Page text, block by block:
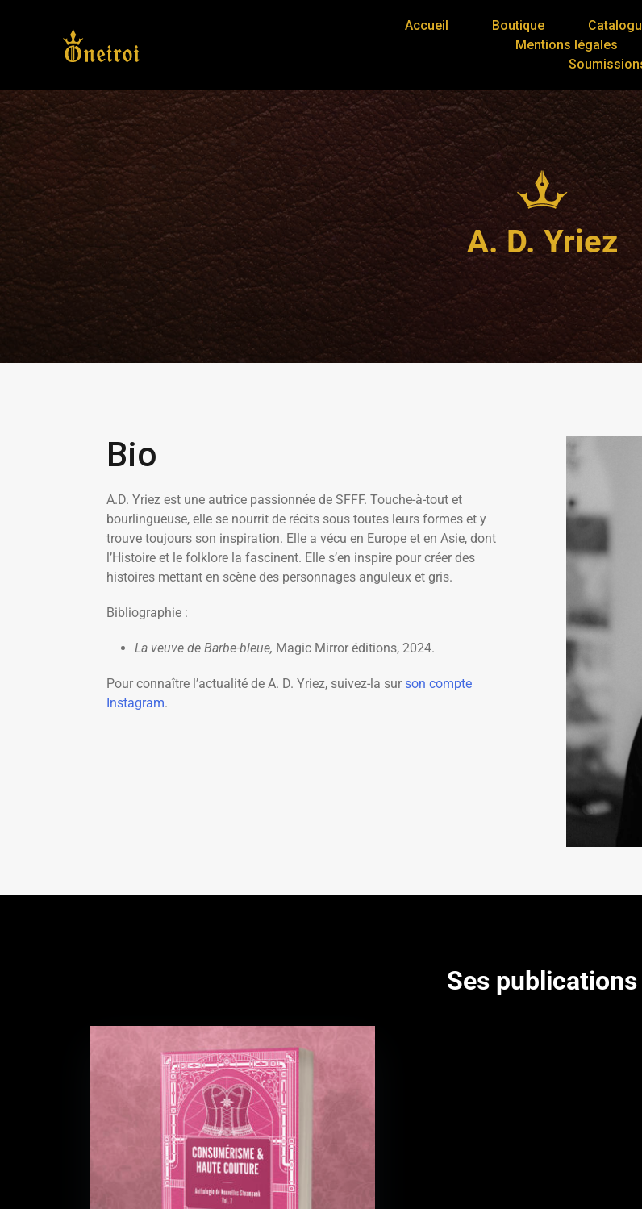
Accueil Boutique
Mentions légales
A. D. Yriez
Bio
A.D. Yriez est une autrice passionnée de SFFF. Touche-à-tout et
bourlingueuse, elle se nourrit de récits sous toutes leurs formes et y
trouve toujours son inspiration. Elle a vécu en Europe et en Asie, dont
l’Histoire et le folklore la fascinent. Elle s’en inspire pour créer des
histoires mettant en scène des personnages anguleux et gris.
Bibliographie :
La veuve de Barbe-bleue, Magic Mirror éditions, 2024.
Pour connaître l’actualité de A. D. Yriez, suivez-la sur son compte
Instagram.
Ses publications